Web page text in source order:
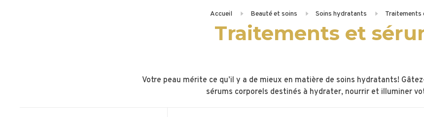
Accueil Beauté et soins Soins hydratants Traitements
Traitements et
Votre peau mérite ce qu’il y a de mieux en matière de soins hydratants!
sérums corporels destinés à hydrater, nourrir et illuminer